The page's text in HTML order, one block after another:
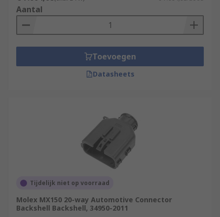
Aantal
Toevoegen
Datasheets
Tijdelijk niet op voorraad
Molex MX150 20-way Automotive Connector
Backshell Backshell, 34950-2011